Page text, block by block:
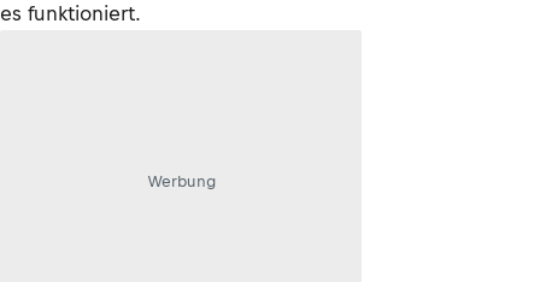
es funktioniert.
Werbung